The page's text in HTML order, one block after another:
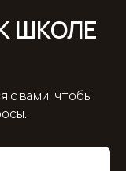
ШКОЛЕ
с вами, чтобы